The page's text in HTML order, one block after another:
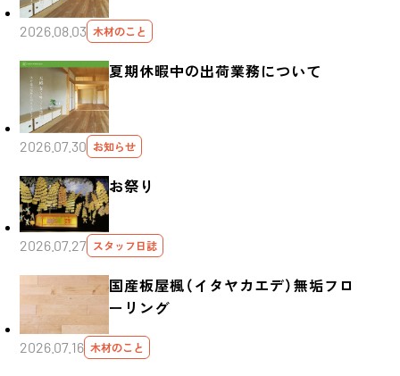
2026.08.03 木材のこと
夏期休暇中の出荷業務について
2026.07.30 お知らせ
お祭り
2026.07.27 スタッフ日誌
国産板屋楓（イタヤカエデ）無垢フロ
ーリング
2026.07.16 木材のこと